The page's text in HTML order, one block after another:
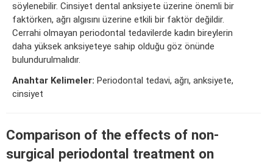
söylenebilir. Cinsiyet dental anksiyete üzerine önemli bir
faktörken, ağrı algısını üzerine etkili bir faktör değildir.
Cerrahi olmayan periodontal tedavilerde kadın bireylerin
daha yüksek anksiyeteye sahip olduğu göz önünde
bulundurulmalıdır.
Anahtar Kelimeler: Periodontal tedavi, ağrı, anksiyete,
cinsiyet
Comparison of the effects of non-
surgical periodontal treatment on